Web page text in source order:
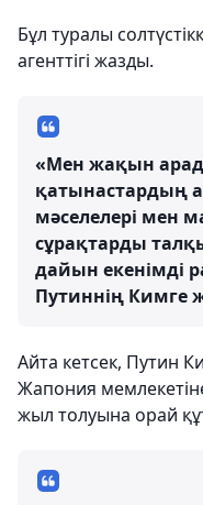
Бұл туралы
агенттігі жазды.
«Мен жақын
қатынастардың
мәселелері мен
сұрақтарды
дайын екенімді
Путиннің Кимге
Айта кетсек, Путин
Жапония
жыл толуына орай